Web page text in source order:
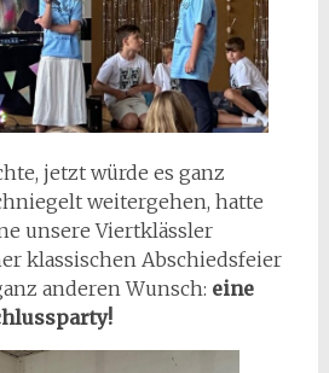
jetzt würde es ganz
weitergehen, hatte
unsere Viertklässler
klassischen Abschiedsfeier
anderen Wunsch: eine